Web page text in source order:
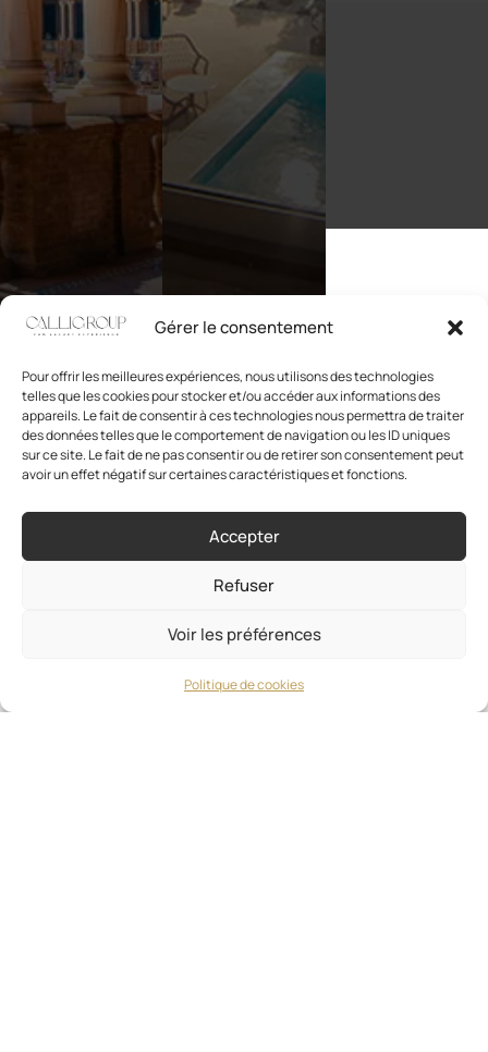
Gérer le consentement
Pour offrir les meilleures expériences, nous utilisons des technologies
telles que les cookies pour stocker et/ou accéder aux informations des
appareils. Le fait de consentir à ces technologies nous permettra de traiter
des données telles que le comportement de navigation ou les ID uniques
sur ce site. Le fait de ne pas consentir ou de retirer son consentement peut
avoir un effet négatif sur certaines caractéristiques et fonctions.
Accepter
Refuser
Voir les préférences
Politique de cookies
CALLI GROUP imagine et façonne des lieux singuliers,
où l’hospitalité se vit comme une expérience sensible et
authentique.